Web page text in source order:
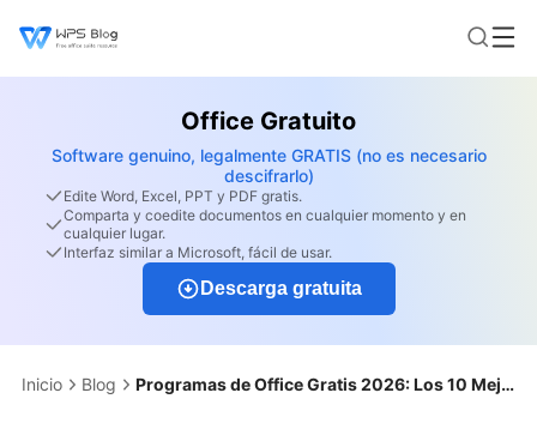
Office Gratuito
Software genuino, legalmente GRATIS (no es necesario
descifrarlo)
Edite Word, Excel, PPT y PDF gratis.
Comparta y coedite documentos en cualquier momento y en
cualquier lugar.
Interfaz similar a Microsoft, fácil de usar.
Descarga gratuita
Inicio Blog Programas de Office Gratis 2026: Los 10 Mejores para Windows